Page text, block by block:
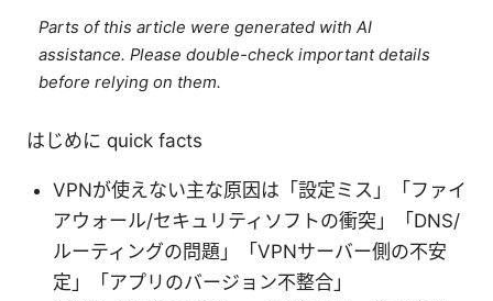
Parts of this article were generated with AI
assistance. Please double-check important details
before relying on them.
はじめに quick facts
VPNが使えない主な原因は「設定ミス」「ファイ
アウォール/セキュリティソフトの衝突」「DNS/
ルーティングの問題」「VPNサーバー側の不安
定」「アプリのバージョン不整合」